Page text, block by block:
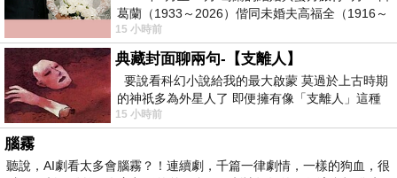
葛蘭（1933～2026）偕同未婚夫高福全（1916～
2004）乘郵輪赴倫敦6月15日於英國倫敦St.S
15 小時前
典藏封面聊兩句-【支離人】
要說看科幻小說給我的最大啟蒙 莫過於上古時期
的神祇多為外星人了 即便擁有像「支離人」這種
驚世駭俗的神通法門 也未必讀
15 小時前
腦霧
聽說，AI劇看太多會腦霧？！連續劇，千篇一律劇情，一樣的狗血，很